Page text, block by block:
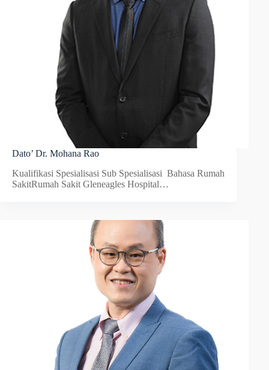
Dato’ Dr. Mohana Rao
Kualifikasi Spesialisasi Sub Spesialisasi Bahasa Rumah
SakitRumah Sakit Gleneagles Hospital…